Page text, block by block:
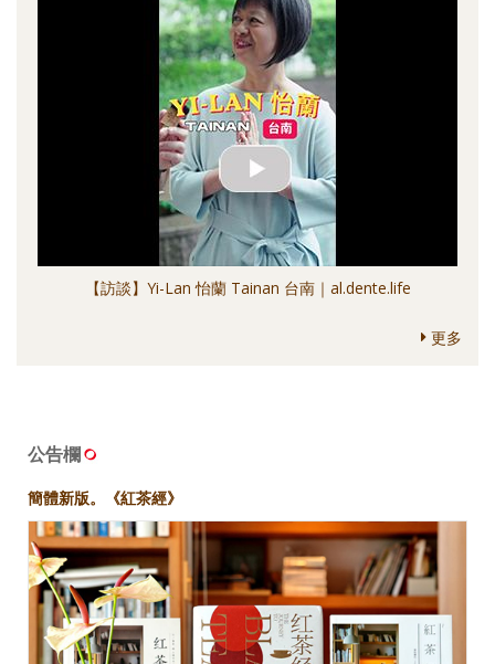
【訪談】Yi-Lan 怡蘭 Tainan 台南｜al.dente.life
更多
公告欄
簡體新版。《紅茶經》